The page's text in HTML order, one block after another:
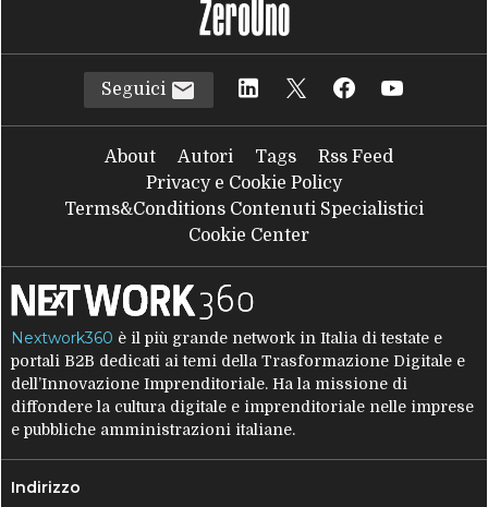
Seguici
About Autori Tags
Rss Feed
Privacy e Cookie Policy
Terms&Conditions Contenuti Specialistici
Cookie Center
Nextwork360 è il più grande network in Italia di testate e
portali B2B dedicati ai temi della Trasformazione Digitale e
dell’Innovazione Imprenditoriale. Ha la missione di
diffondere la cultura digitale e imprenditoriale nelle imprese
e pubbliche amministrazioni italiane.
Indirizzo